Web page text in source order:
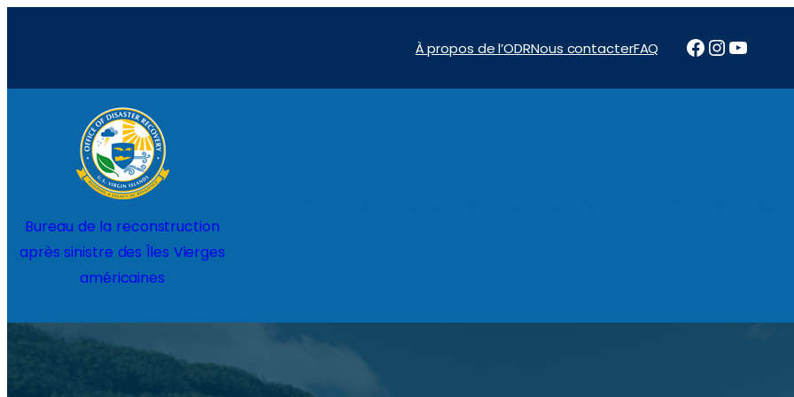
À propos de l’ODRNous contacterFAQ Facebook
Bureau de la reconstruction
après sinistre des Îles Vierges
américaines